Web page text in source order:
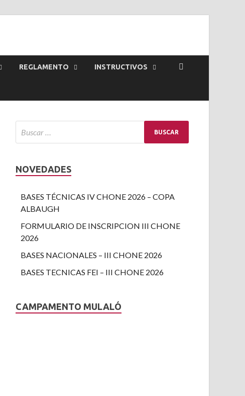
REGLAMENTO INSTRUCTIVOS
NOVEDADES
BASES TÉCNICAS IV CHONE 2026 – COPA
ALBAUGH
FORMULARIO DE INSCRIPCION III CHONE
2026
BASES NACIONALES – III CHONE 2026
BASES TECNICAS FEI – III CHONE 2026
CAMPAMENTO MULALÓ